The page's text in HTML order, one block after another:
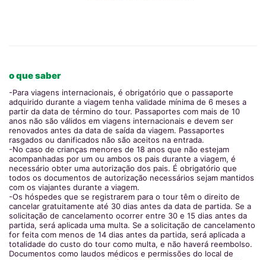
o que saber
-Para viagens internacionais, é obrigatório que o passaporte
adquirido durante a viagem tenha validade mínima de 6 meses a
partir da data de término do tour. Passaportes com mais de 10
anos não são válidos em viagens internacionais e devem ser
renovados antes da data de saída da viagem. Passaportes
rasgados ou danificados não são aceitos na entrada.
-No caso de crianças menores de 18 anos que não estejam
acompanhadas por um ou ambos os pais durante a viagem, é
necessário obter uma autorização dos pais. É obrigatório que
todos os documentos de autorização necessários sejam mantidos
com os viajantes durante a viagem.
-Os hóspedes que se registrarem para o tour têm o direito de
cancelar gratuitamente até 30 dias antes da data de partida. Se a
solicitação de cancelamento ocorrer entre 30 e 15 dias antes da
partida, será aplicada uma multa. Se a solicitação de cancelamento
for feita com menos de 14 dias antes da partida, será aplicada a
totalidade do custo do tour como multa, e não haverá reembolso.
Documentos como laudos médicos e permissões do local de